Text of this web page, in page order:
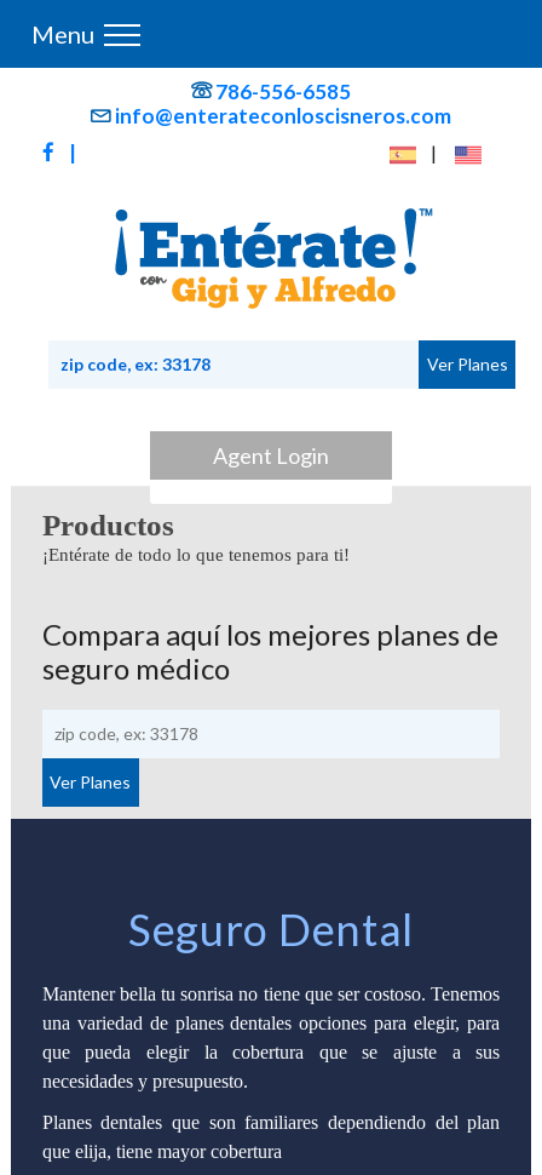
786-556-6585
info@enterateconloscisneros.com
|
|
Agent Login
Menu
Productos
¡Entérate de todo lo que tenemos para ti!
Compara aquí los mejores planes de
seguro médico
Seguro Dental
Mantener bella tu sonrisa no tiene que ser costoso. Tenemos
una variedad de planes dentales opciones para elegir, para
que pueda elegir la cobertura que se ajuste a sus
necesidades y presupuesto.
Planes dentales que son familiares dependiendo del plan
que elija, tiene mayor cobertura